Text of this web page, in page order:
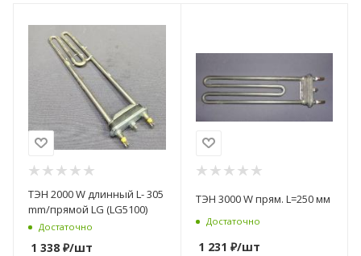
ТЭН 2000 W длинный L- 305
mm/прямой LG (LG5100)
Достаточно
1 338 ₽/шт
ТЭН 3000 W прям. L=250 мм
Достаточно
1 231 ₽/шт